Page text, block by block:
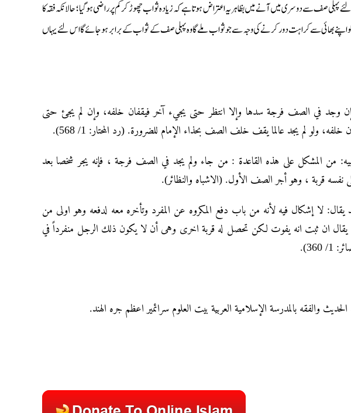
صف سے دوسری میں آنے میں بظاہر یہ اعتراض ہوتا ہے کہ زیادہ ثواب چھوڑ کر کم پر راضی ہوگیا؛ حالانکہ فقہ کا
اپنے بھائی سے کراہت دور کرنے کی وجہ سے جو ثواب ملے گا وہ پہلی صف کے ثواب کے برابر ہوجائے گا اس لئے یہاں
وجد في الصف فرجة سدها وإلا انتظر حتى يجيء آخر فيقفان خلفه، وإن لم يجئ حتى
خلفه، ولو لم يجد عالما يقف خلف الصف بحذاء الإمام للضرورة. (رد المحتار: 1/ 568).
من المشكل على هذه القاعدة : من جاء ولم يجد في الصف فرجة ، فإنه يجر شخصا بعد
قربة ، وهو أجر الصف الأول. (الاشباه والنظائر).
لا إشكال فيه لأنه من باب دفع المكروه عن المفرد وتأخره معه لدفعه وهو اولى من
ان يقال ان ثبت انه يفوت لكن تحصل له قربة اخرى وهى أن لا يكون ذلك الرجل منفرداً في
والفقه بالمدرسة الإسلامية العربية بيت العلوم سرائمير اعظم جره الهند.